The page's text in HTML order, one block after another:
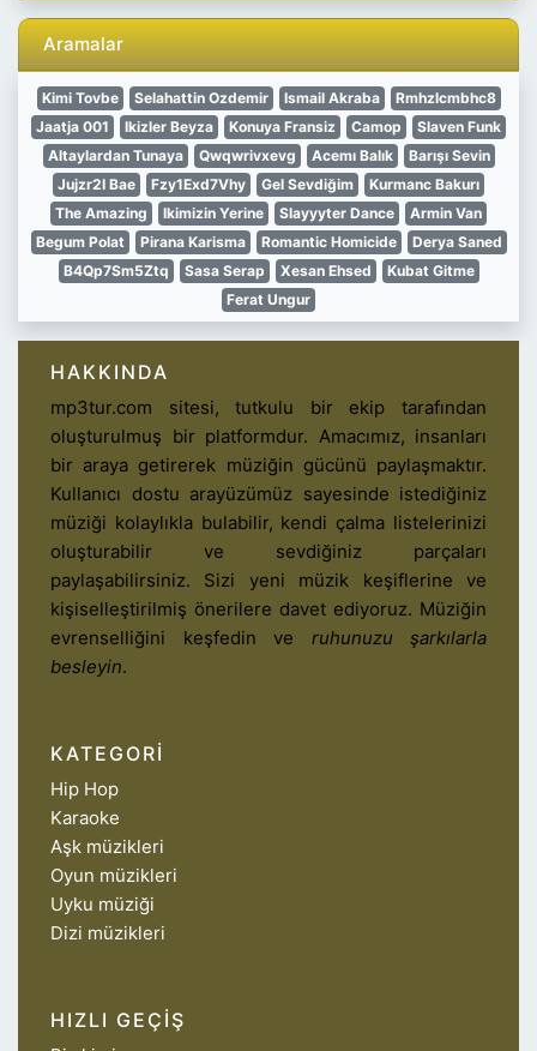
Aramalar
Kimi Tovbe Selahattin Ozdemir Ismail Akraba
Rmhzlcmbhc8
Jaatja 001
Ikizler Beyza Konuya Fransiz Camop
Slaven Funk
Altaylardan Tunaya
Qwqwrivxevg Acemı Balık
Barışı Sevin
Jujzr2I Bae
Fzy1Exd7Vhy Gel Sevdiğim
Kurmanc Bakurı
The Amazing
Ikimizin Yerine Slayyyter Dance
Armin Van
Begum Polat
Pirana Karisma Romantic Homicide
Derya Saned
B4Qp7Sm5Ztq
Sasa Serap Xesan Ehsed
Kubat Gitme
Ferat Ungur
HAKKINDA
mp3tur.com sitesi, tutkulu bir ekip tarafından
oluşturulmuş bir platformdur. Amacımız, insanları
bir araya getirerek müziğin gücünü paylaşmaktır.
Kullanıcı dostu arayüzümüz sayesinde istediğiniz
müziği kolaylıkla bulabilir, kendi çalma listelerinizi
oluşturabilir ve sevdiğiniz parçaları
paylaşabilirsiniz. Sizi yeni müzik keşiflerine ve
kişiselleştirilmiş önerilere davet ediyoruz. Müziğin
evrenselliğini keşfedin ve ruhunuzu şarkılarla
besleyin.
KATEGORI
Hip Hop
Karaoke
Aşk müzikleri
Oyun müzikleri
Uyku müziği
Dizi müzikleri
HIZLI GEÇIŞ